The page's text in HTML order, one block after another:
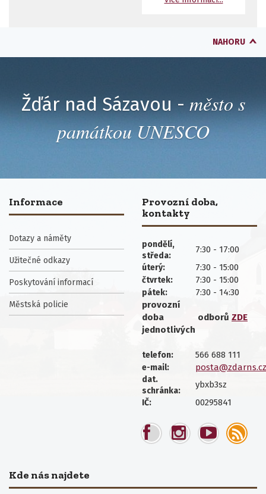
NAHORU
Žďár nad Sázavou - město s
památkou UNESCO
Informace
Dotazy a náměty
Užitečné odkazy
Poskytování informací
Městská policie
Provozní doba,
kontakty
pondělí,
středa:
7:30 - 17:00
úterý: 7:30 - 15:00
čtvrtek: 7:30 - 15:00
pátek:
7:30 - 14:30
provozní
doba
jednotlivých
odborů ZDE
telefon: 566 688 111
e-mail: posta@zdarns.cz
dat.
schránka:
ybxb3sz
IČ: 00295841
Kde nás najdete